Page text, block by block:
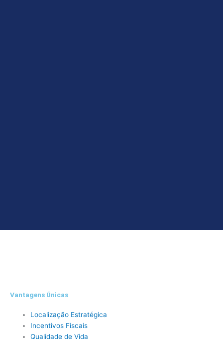
Vantagens Únicas
Localização Estratégica
Incentivos Fiscais
Qualidade de Vida